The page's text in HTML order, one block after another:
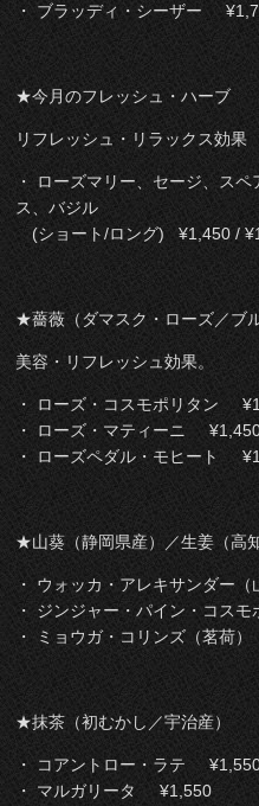
・ ブラッディ・シーザー
★今月のフレッシュ・ハーブ
リフレッシュ・リラックス効果
・ ローズマリー、セージ、ス
ス、バジル
(ショート/ロング) ¥1,450 /
★薔薇（ダマスク・ローズ／ブ
美容・リフレッシュ効果。
・ ローズ・コスモポリタン
・ ローズ・マティーニ
・ ローズペダル・モヒート
★山葵（静岡県産）／生姜（高
・ ウォッカ・アレキサンダー
・ ジンジャー・パイン・コス
・ ミョウガ・コリンズ（茗荷
★抹茶（初むかし／宇治産）
・ コアントロー・ラテ
・ マルガリータ ¥1,550